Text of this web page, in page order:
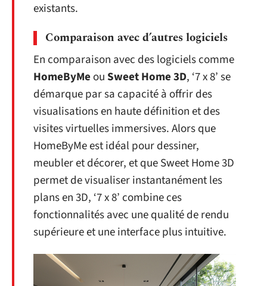
existants.
Comparaison avec d’autres logiciels
En comparaison avec des logiciels comme
HomeByMe ouSweet Home 3D, ‘7 x 8’ se
démarque par sa capacité à offrir des
visualisations en haute définition et des
visites virtuelles immersives. Alors que
HomeByMe est idéal pour dessiner,
meubler et décorer, et que Sweet Home 3D
permet de visualiser instantanément les
plans en 3D, ‘7 x 8’ combine ces
fonctionnalités avec une qualité de rendu
supérieure et une interface plus intuitive.